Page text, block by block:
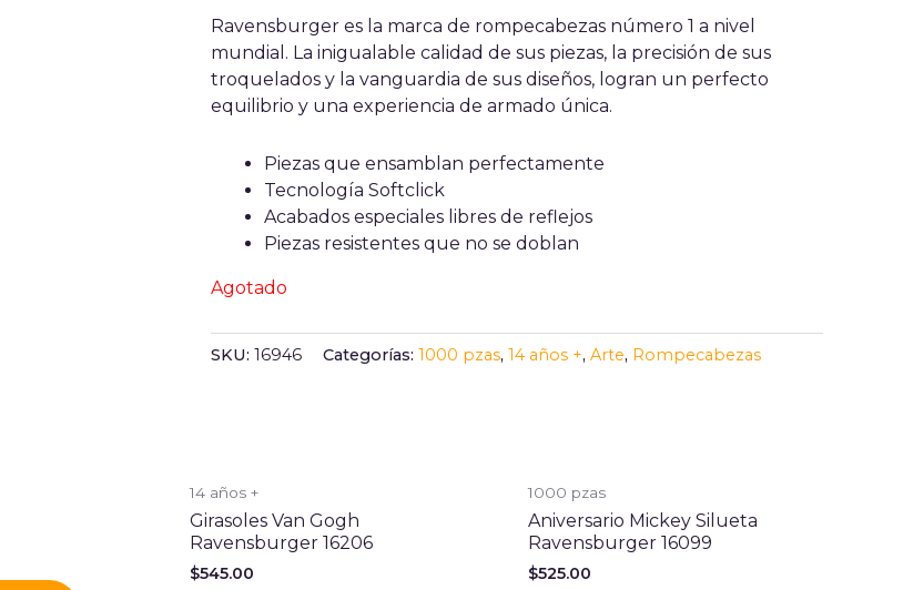
Ravensburger es la marca de rompecabezas número 1 a nivel
mundial. La inigualable calidad de sus piezas, la precisión de sus
troquelados y la vanguardia de sus diseños, logran un perfecto
equilibrio y una experiencia de armado única.
Piezas que ensamblan perfectamente
Tecnología Softclick
Acabados especiales libres de reflejos
Piezas resistentes que no se doblan
Agotado
SKU: 16946 Categorías: 1000 pzas, 14 años +, Arte, Rompecabezas
14 años +
Girasoles Van Gogh
Ravensburger 16206
$545.00
1000 pzas
Aniversario Mickey Silueta
Ravensburger 16099
$525.00